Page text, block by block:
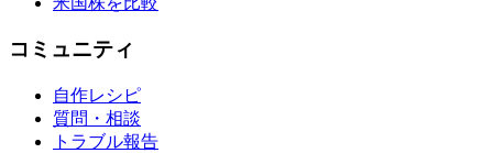
コミュニティ
自作レシピ
質問・相談
トラブル報告